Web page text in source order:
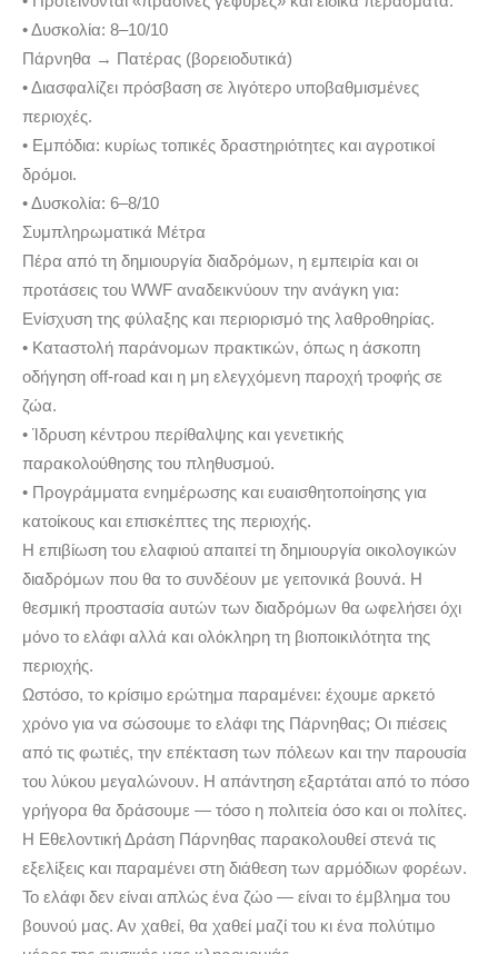
• Δυσκολία: 8–10/10
Πάρνηθα → Πατέρας (βορειοδυτικά)
• Διασφαλίζει πρόσβαση σε λιγότερο υποβαθμισμένες
περιοχές.
• Εμπόδια: κυρίως τοπικές δραστηριότητες και αγροτικοί
δρόμοι.
• Δυσκολία: 6–8/10
Συμπληρωματικά Μέτρα
Πέρα από τη δημιουργία διαδρόμων, η εμπειρία και οι
προτάσεις του WWF αναδεικνύουν την ανάγκη για:
Ενίσχυση της φύλαξης και περιορισμό της λαθροθηρίας.
• Καταστολή παράνομων πρακτικών, όπως η άσκοπη
οδήγηση off-road και η μη ελεγχόμενη παροχή τροφής σε
ζώα.
• Ίδρυση κέντρου περίθαλψης και γενετικής
παρακολούθησης του πληθυσμού.
• Προγράμματα ενημέρωσης και ευαισθητοποίησης για
κατοίκους και επισκέπτες της περιοχής.
Η επιβίωση του ελαφιού απαιτεί τη δημιουργία οικολογικών
διαδρόμων που θα το συνδέουν με γειτονικά βουνά. Η
θεσμική προστασία αυτών των διαδρόμων θα ωφελήσει όχι
μόνο το ελάφι αλλά και ολόκληρη τη βιοποικιλότητα της
περιοχής.
Ωστόσο, το κρίσιμο ερώτημα παραμένει: έχουμε αρκετό
χρόνο για να σώσουμε το ελάφι της Πάρνηθας; Οι πιέσεις
από τις φωτιές, την επέκταση των πόλεων και την παρουσία
του λύκου μεγαλώνουν. Η απάντηση εξαρτάται από το πόσο
γρήγορα θα δράσουμε — τόσο η πολιτεία όσο και οι πολίτες.
Η Εθελοντική Δράση Πάρνηθας παρακολουθεί στενά τις
εξελίξεις και παραμένει στη διάθεση των αρμόδιων φορέων.
Το ελάφι δεν είναι απλώς ένα ζώο — είναι το έμβλημα του
βουνού μας. Αν χαθεί, θα χαθεί μαζί του κι ένα πολύτιμο